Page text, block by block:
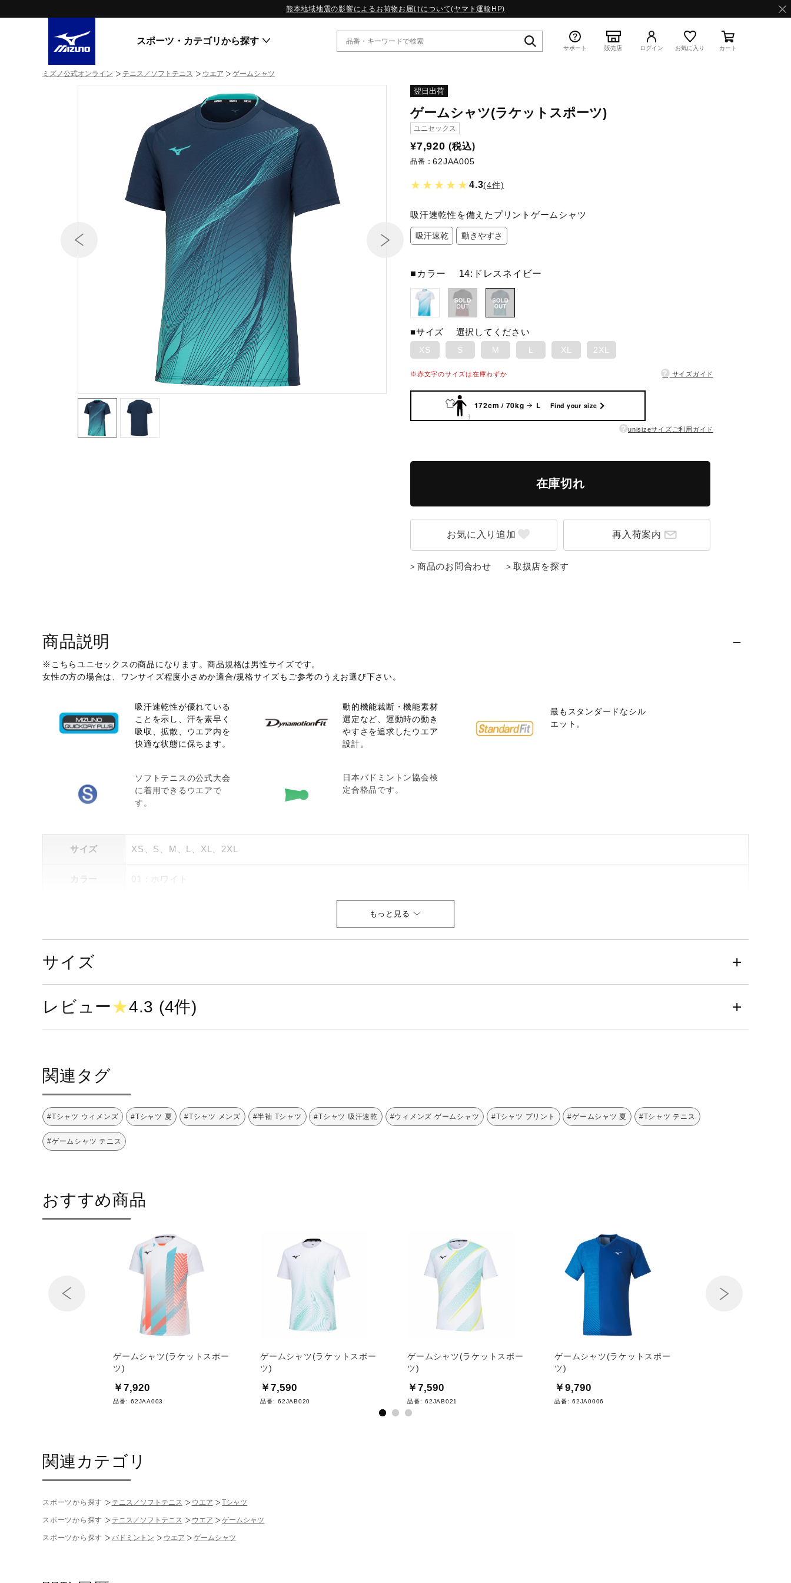
熊本地域地震の影響によるお荷物お届けについて(ヤマト運輸HP)
スポーツ・カテゴリから探す
スニーカー
ウィンタースポーツ
コラボ／ライセンス
セール
その他
スニーカー
すべてのシリーズ
MORELIA LS
WAVE RIDER
ゴアテックス
コラボレーション
その他シリーズ
WP13.2｜特集
MORELIA LS｜特集
W.PROPHECY1｜特集
WP MAGIC MITA｜特集
WP STRAP｜特集
スペシャルカラーパック｜特集
WP STRAP 2｜特集
マーガレット・ハウエル｜特集
KICKS & ECHO｜特集
スニーカー商品をすべて見る
サポート 販売店 ログイン お気に入り カート
ミズノ公式オンライン テニス／ソフトテニス ウエア ゲームシャツ
翌日出荷
ゲームシャツ(ラケットスポーツ)
ユニセックス
¥7,920 (税込)
品番：62JAA005
★★★★★4.3(4件)
吸汗速乾性を備えたプリントゲームシャツ
吸汗速乾 動きやすさ
■カラー 14:ドレスネイビー
■サイズ 選択してください
XS S M L XL 2XL
※赤文字のサイズは在庫わずか ? サイズガイド
172cm / 70kg L Find your size
? unisizeサイズご利用ガイド
在庫切れ
再入荷案内
商品のお問合わせ 取扱店を探す
商品説明
※こちらユニセックスの商品になります。商品規格は男性サイズです。
女性の方の場合は、ワンサイズ程度小さめか適合/規格サイズもご参考のうえお選び下さい。
吸汗速乾性が優れている
ことを示し、汗を素早く
吸収、拡散、ウエア内を
快適な状態に保ちます。
動的機能裁断・機能素材
選定など、運動時の動き
やすさを追求したウエア
設計。
最もスタンダードなシル
エット。
ソフトテニスの公式大会
に着用できるウエアで
す。
日本バドミントン協会検
定合格品です。
サイズ XS、S、M、L、XL、2XL
カラー
01：ホワイト
発売シーズン
01) 2023年春夏
サイズ
レビュー★4.3 (4件)
関連タグ
#Tシャツ ウィメンズ #Tシャツ 夏 #Tシャツ メンズ #半袖 Tシャツ #Tシャツ 吸汗速乾 #ウィメンズ ゲームシャツ #Tシャツ プリント #ゲームシャツ 夏 #Tシャツ テニス
#ゲームシャツ テニス
おすすめ商品
ゲームシャツ(ラケットスポー
ツ)
￥7,920
品番: 62JAA003
ゲームシャツ(ラケットスポー
ツ)
￥7,590
品番: 62JAB020
ゲームシャツ(ラケットスポー
ツ)
￥7,590
品番: 62JAB021
ゲームシャツ(ラケットスポー
ツ)
￥9,790
品番: 62JA0006
関連カテゴリ
スポーツから探す テニス／ソフトテニス ウエア Tシャツ
スポーツから探す テニス／ソフトテニス ウエア ゲームシャツ
スポーツから探す バドミントン ウエア ゲームシャツ